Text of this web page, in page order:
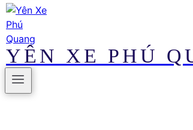
YÊN XE PHÚ